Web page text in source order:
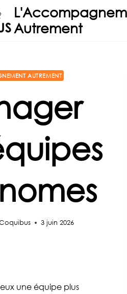
Autrement
AUTREMENT
3 juin 2026
une équipe plus